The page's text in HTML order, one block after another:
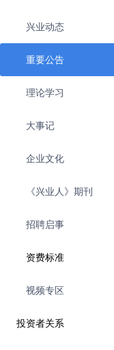
兴业动态
重要公告
理论学习
大事记
企业文化
《兴业人》期刊
招聘启事
资费标准
视频专区
投资者关系